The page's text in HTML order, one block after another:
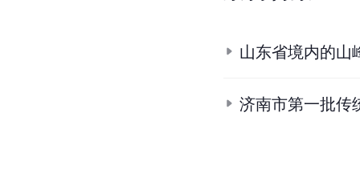
山东省境内的山
济南市第一批传